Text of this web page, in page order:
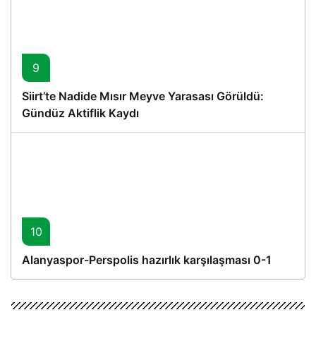
9
Siirt’te Nadide Mısır Meyve Yarasası Görüldü:
Gündüz Aktiflik Kaydı
10
Alanyaspor-Perspolis hazırlık karşılaşması 0-1